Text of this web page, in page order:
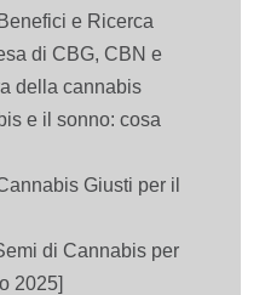
e Ricerca
di CBG, CBN e
della cannabis
e il sonno: cosa
Giusti per il
di Cannabis per
2025]